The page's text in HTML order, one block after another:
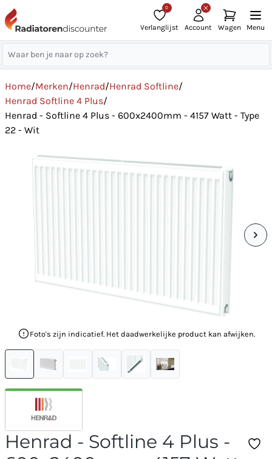
0
Verlanglijst Account Wagen Menu
Home/Merken/Henrad/Henrad Softline/
Henrad Softline 4 Plus/
Henrad - Softline 4 Plus - 600x2400mm - 4157 Watt - Type
22 - Wit
Foto's zijn indicatief. Het daadwerkelijke product kan afwijken.
Henrad - Softline 4 Plus -